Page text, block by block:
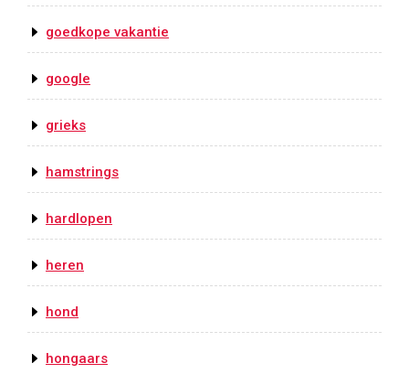
goedkope vakantie
google
grieks
hamstrings
hardlopen
heren
hond
hongaars